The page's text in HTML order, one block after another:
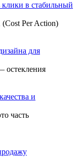
в стабильный
Per Action)
для
остекления
и
часть